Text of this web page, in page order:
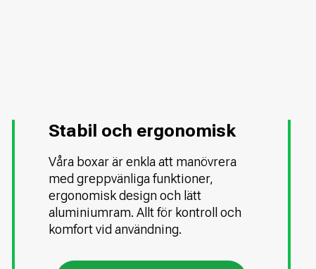
Stabil och ergonomisk
Våra boxar är enkla att manövrera
med greppvänliga funktioner,
ergonomisk design och lätt
aluminiumram. Allt för kontroll och
komfort vid användning.